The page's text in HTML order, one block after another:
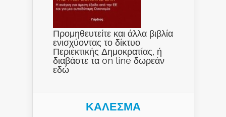
Προμηθευτείτε και άλλα βιβλία
ενισχύοντας το δίκτυο
Περιεκτικής Δημοκρατίας, ή
διαβάστε τα on line δωρεάν
εδώ
ΚΑΛΕΣΜΑ